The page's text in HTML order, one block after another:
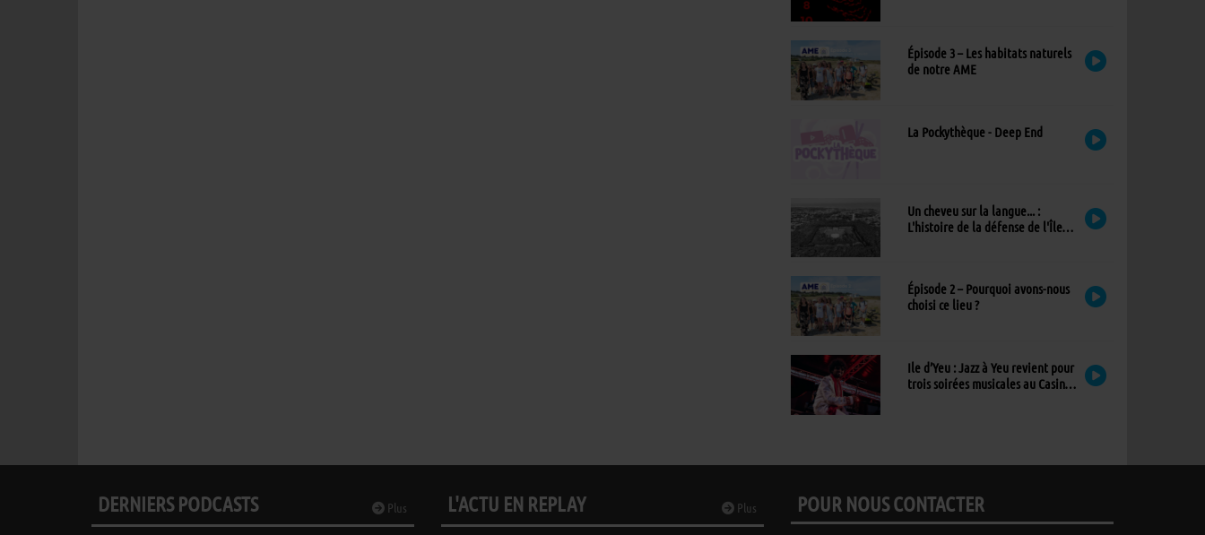
Épisode 3 – Les habitats naturels
de notre AME
La Pockythèque - Deep End
Un cheveu sur la langue... :
L'histoire de la défense de l'Île
Épisode 2 – Pourquoi avons-nous
choisi ce lieu ?
Ile d’Yeu : Jazz à Yeu revient pour
trois soirées musicales au Casino,
Plus
DERNIERS PODCASTS Plus
L'ACTU EN REPLAY POUR NOUS CONTACTER